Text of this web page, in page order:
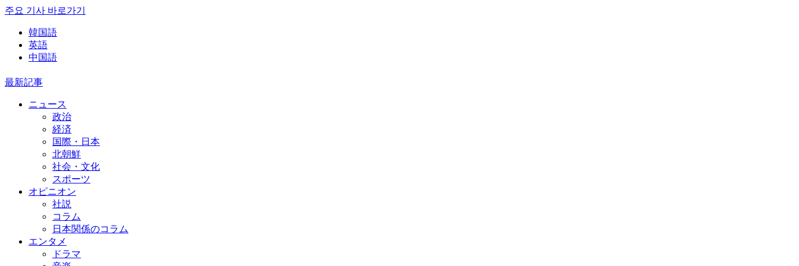
주요 기사 바로가기
韓国語
英語
中国語
最新記事
ニュース
政治
経済
国際・日本
北朝鮮
社会・文化
スポーツ
オピニオン
社説
コラム
日本関係のコラム
エンタメ
ドラマ